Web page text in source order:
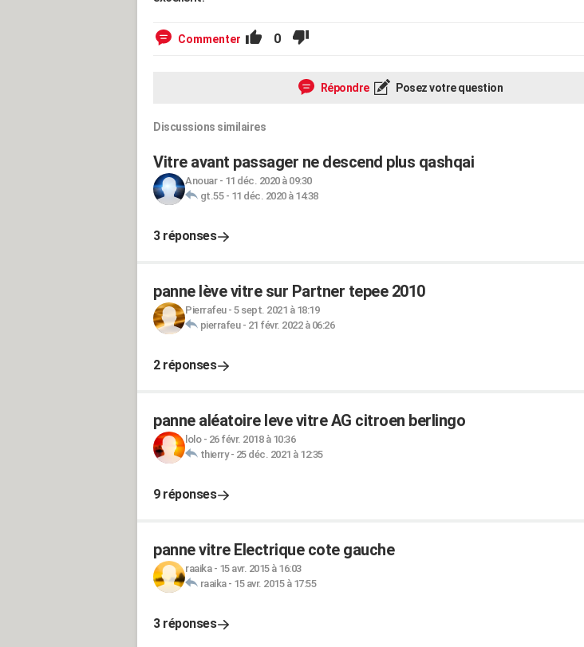
Commenter 0
Répondre Posez votre question
Discussions similaires
Vitre avant passager ne descend plus qashqai
Anouar- 11 déc. 2020 à 09:30
gt.55- 11 déc. 2020 à 14:38
3 réponses
panne lève vitre sur Partner tepee 2010
Pierrafeu- 5 sept. 2021 à 18:19
pierrafeu- 21 févr. 2022 à 06:26
2 réponses
panne aléatoire leve vitre AG citroen berlingo
lolo- 26 févr. 2018 à 10:36
thierry- 25 déc. 2021 à 12:35
9 réponses
panne vitre Electrique cote gauche
raaika- 15 avr. 2015 à 16:03
raaika- 15 avr. 2015 à 17:55
3 réponses